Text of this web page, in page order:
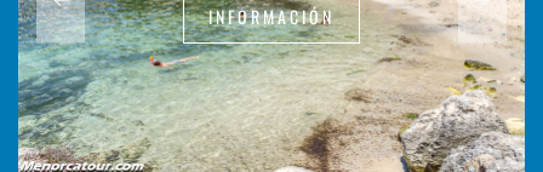
INFORMACIÓN